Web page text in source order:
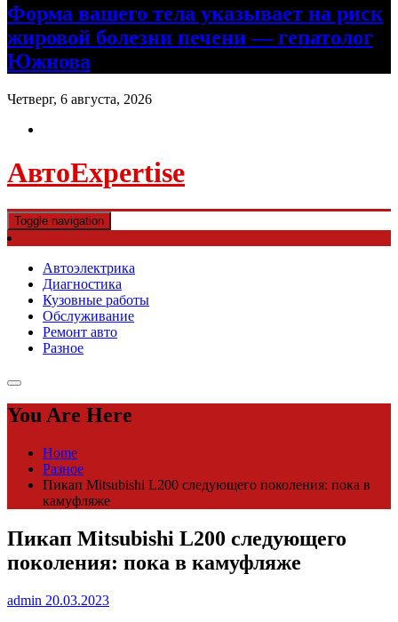
Форма вашего тела указывает на риск
жировой болезни печени — гепатолог
Южнова
Четверг, 6 августа, 2026
АвтоExpertise
Toggle navigation
Автоэлектрика
Диагностика
Кузовные работы
Обслуживание
Ремонт авто
Разное
You Are Here
Home
Разное
Пикап Mitsubishi L200 следующего поколения: пока в
камуфляже
Пикап Mitsubishi L200 следующего
поколения: пока в камуфляже
admin 20.03.2023